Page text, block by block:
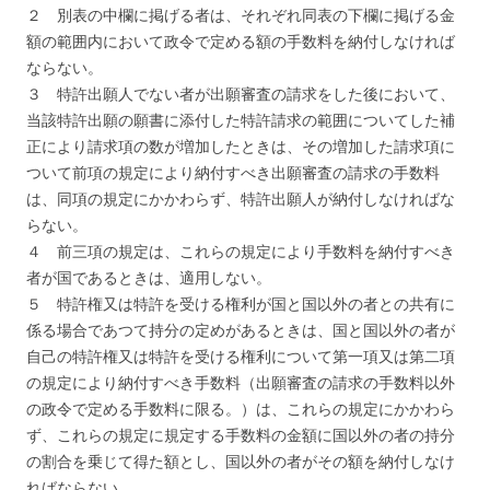
２ 別表の中欄に掲げる者は、それぞれ同表の下欄に掲げる金
額の範囲内において政令で定める額の手数料を納付しなければ
ならない。
３ 特許出願人でない者が出願審査の請求をした後において、
当該特許出願の願書に添付した特許請求の範囲についてした補
正により請求項の数が増加したときは、その増加した請求項に
ついて前項の規定により納付すべき出願審査の請求の手数料
は、同項の規定にかかわらず、特許出願人が納付しなければな
らない。
４ 前三項の規定は、これらの規定により手数料を納付すべき
者が国であるときは、適用しない。
５ 特許権又は特許を受ける権利が国と国以外の者との共有に
係る場合であつて持分の定めがあるときは、国と国以外の者が
自己の特許権又は特許を受ける権利について第一項又は第二項
の規定により納付すべき手数料（出願審査の請求の手数料以外
の政令で定める手数料に限る。）は、これらの規定にかかわら
ず、これらの規定に規定する手数料の金額に国以外の者の持分
の割合を乗じて得た額とし、国以外の者がその額を納付しなけ